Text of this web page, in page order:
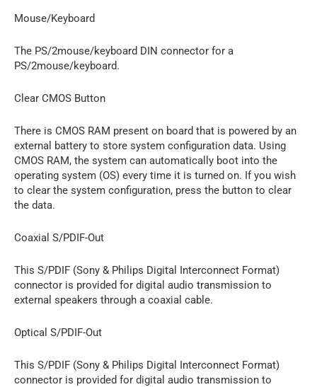
Mouse/Keyboard
The PS/2mouse/keyboard DIN connector for a
PS/2mouse/keyboard.
Clear CMOS Button
There is CMOS RAM present on board that is powered by an
external battery to store system configuration data. Using
CMOS RAM, the system can automatically boot into the
operating system (OS) every time it is turned on. If you wish
to clear the system configuration, press the button to clear
the data.
Coaxial S/PDIF-Out
This S/PDIF (Sony & Philips Digital Interconnect Format)
connector is provided for digital audio transmission to
external speakers through a coaxial cable.
Optical S/PDIF-Out
This S/PDIF (Sony & Philips Digital Interconnect Format)
connector is provided for digital audio transmission to